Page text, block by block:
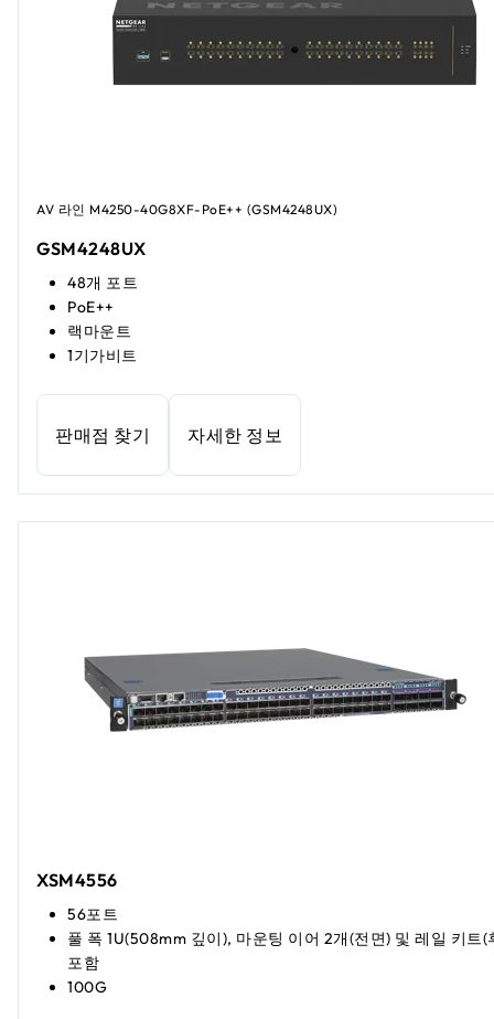
AV 라인 M4250-40G8XF-PoE++ (GSM4248UX)
GSM4248UX
48개 포트
PoE++
랙마운트
1기가비트
판매점 찾기 자세한 정보
XSM4556
56포트
풀 폭 1U(508mm 깊이), 마운팅 이어 2개(전면) 및 레일 키트(
포함
100G